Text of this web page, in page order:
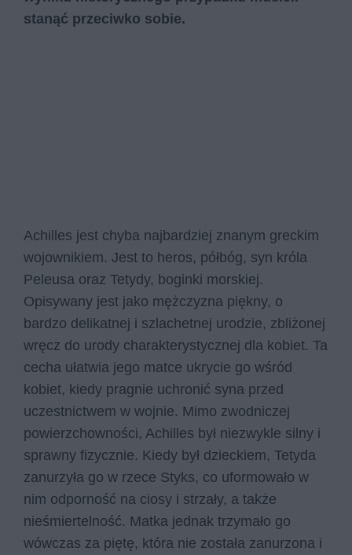
stanąć przeciwko sobie.
Achilles jest chyba najbardziej znanym greckim
wojownikiem. Jest to heros, półbóg, syn króla
Peleusa oraz Tetydy, boginki morskiej.
Opisywany jest jako mężczyzna piękny, o
bardzo delikatnej i szlachetnej urodzie, zbliżonej
wręcz do urody charakterystycznej dla kobiet. Ta
cecha ułatwia jego matce ukrycie go wśród
kobiet, kiedy pragnie uchronić syna przed
uczestnictwem w wojnie. Mimo zwodniczej
powierzchowności, Achilles był niezwykle silny i
sprawny fizycznie. Kiedy był dzieckiem, Tetyda
zanurzyła go w rzece Styks, co uformowało w
nim odporność na ciosy i strzały, a także
nieśmiertelność. Matka jednak trzymało go
wówczas za piętę, która nie została zanurzona i